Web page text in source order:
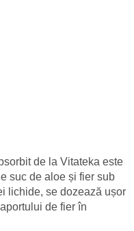
de la Vitateka este
suc de aloe și fier sub
lichide, se dozează ușor
de fier în